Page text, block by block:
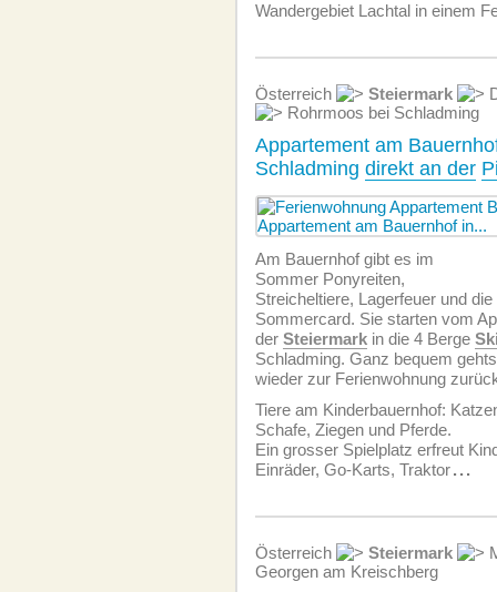
Wandergebiet Lachtal in einem
Österreich Steiermark
Rohrmoos bei Schladming
Appartement am
Schladming direkt an der
Am Bauernhof gibt es im
Sommer Ponyreiten,
Streicheltiere, Lagerfeuer und die
Sommercard. Sie starten vom
der Steiermark in die 4 Berge
Schladming. Ganz bequem
wieder zur Ferien­wohnung
Tiere am Kinderbauernhof:
Schafe, Ziegen und Pferde.
Ein grosser Spielplatz erfreut
Einräder, Go-Karts, Traktor...
Österreich Steiermark
Georgen am Kreischberg